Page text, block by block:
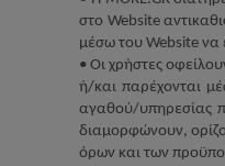
στο Website
μέσω του Website να
• Οι χρήστες
ή/και παρέχονται
αγαθού/υπηρεσίας
διαμορφώνουν,
όρων και των